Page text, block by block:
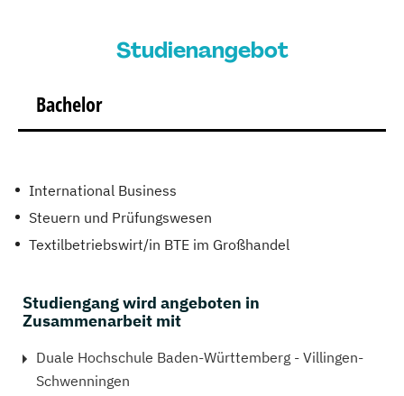
Studienangebot
Bachelor
International Business
Steuern und Prüfungswesen
Textilbetriebswirt/in BTE im Großhandel
Studiengang wird angeboten in
Zusammenarbeit mit
Duale Hochschule Baden-Württemberg - Villingen-
Schwenningen